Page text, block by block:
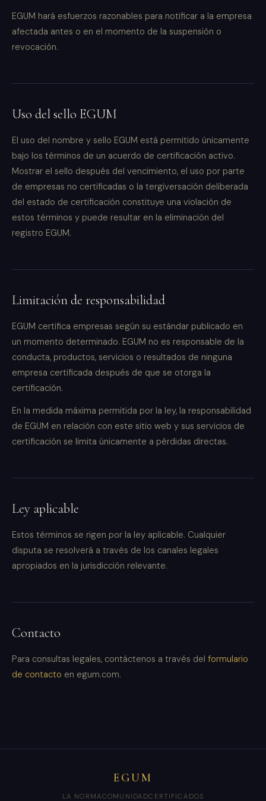
EGUM hará esfuerzos razonables para notificar a la empresa
afectada antes o en el momento de la suspensión o
revocación.
Uso del sello EGUM
El uso del nombre y sello EGUM está permitido únicamente
bajo los términos de un acuerdo de certificación activo.
Mostrar el sello después del vencimiento, el uso por parte
de empresas no certificadas o la tergiversación deliberada
del estado de certificación constituye una violación de
estos términos y puede resultar en la eliminación del
registro EGUM.
Limitación de responsabilidad
EGUM certifica empresas según su estándar publicado en
un momento determinado. EGUM no es responsable de la
conducta, productos, servicios o resultados de ninguna
empresa certificada después de que se otorga la
certificación.
En la medida máxima permitida por la ley, la responsabilidad
de EGUM en relación con este sitio web y sus servicios de
certificación se limita únicamente a pérdidas directas.
Ley aplicable
Estos términos se rigen por la ley aplicable. Cualquier
disputa se resolverá a través de los canales legales
apropiados en la jurisdicción relevante.
Contacto
Para consultas legales, contáctenos a través del formulario
de contacto en egum.com.
EGUM
LA NORMACOMUNIDADCERTIFICADOS